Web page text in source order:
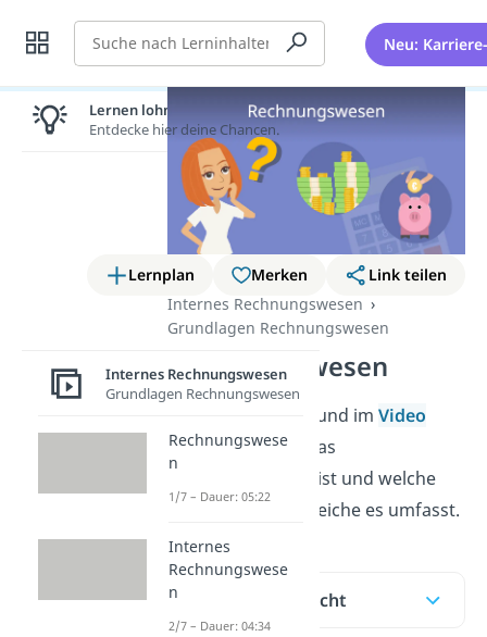
Suche Neu:
Lernplan Merken
Link teilen
Internes Rechnungswesen
Grundlagen Rechnungswesen
Rechnungswesen
In diesem Beitrag und im Video
erfährst du, was das
ist und welche
Aufgaben und Bereiche es umfasst.
Inhaltsübersicht
Lernen lohnt sich!
Entdecke hier deine Chancen.
Internes Rechnungswesen
Grundlagen Rechnungswesen
Rechnungswese
n
1/7 – Dauer: 05:22
Internes
Rechnungswese
n
2/7 – Dauer: 04:34